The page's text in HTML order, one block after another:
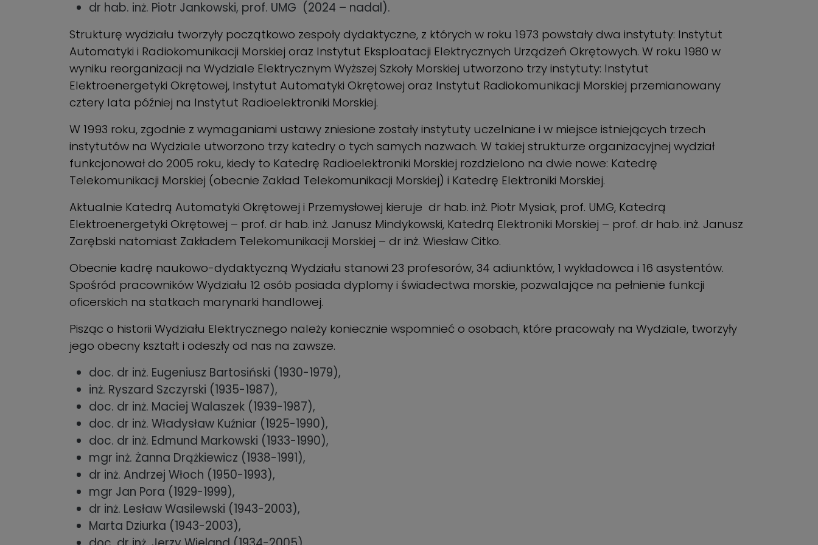
dr hab. inż. Piotr Jankowski, prof. UMG (2024 – nadal).
Strukturę wydziału tworzyły początkowo zespoły dydaktyczne, z których w roku 1973 powstały dwa instytuty: Instytut
Automatyki i Radiokomunikacji Morskiej oraz Instytut Eksploatacji Elektrycznych Urządzeń Okrętowych. W roku 1980 w
wyniku reorganizacji na Wydziale Elektrycznym Wyższej Szkoły Morskiej utworzono trzy instytuty: Instytut
Elektroenergetyki Okrętowej, Instytut Automatyki Okrętowej oraz Instytut Radiokomunikacji Morskiej przemianowany
cztery lata później na Instytut Radioelektroniki Morskiej.
W 1993 roku, zgodnie z wymaganiami ustawy zniesione zostały instytuty uczelniane i w miejsce istniejących trzech
instytutów na Wydziale utworzono trzy katedry o tych samych nazwach. W takiej strukturze organizacyjnej wydział
funkcjonował do 2005 roku, kiedy to Katedrę Radioelektroniki Morskiej rozdzielono na dwie nowe: Katedrę
Telekomunikacji Morskiej (obecnie Zakład Telekomunikacji Morskiej) i Katedrę Elektroniki Morskiej.
Aktualnie Katedrą Automatyki Okrętowej i Przemysłowej kieruje dr hab. inż. Piotr Mysiak, prof. UMG, Katedrą
Elektroenergetyki Okrętowej – prof. dr hab. inż. Janusz Mindykowski, Katedrą Elektroniki Morskiej – prof. dr hab. inż. Janusz
Zarębski natomiast Zakładem Telekomunikacji Morskiej – dr inż. Wiesław Citko.
Obecnie kadrę naukowo-dydaktyczną Wydziału stanowi 23 profesorów, 34 adiunktów, 1 wykładowca i 16 asystentów.
Spośród pracowników Wydziału 12 osób posiada dyplomy i świadectwa morskie, pozwalające na pełnienie funkcji
oficerskich na statkach marynarki handlowej.
Pisząc o historii Wydziału Elektrycznego należy koniecznie wspomnieć o osobach, które pracowały na Wydziale, tworzyły
jego obecny kształt i odeszły od nas na zawsze.
doc. dr inż. Eugeniusz Bartosiński (1930-1979),
inż. Ryszard Szczyrski (1935-1987),
doc. dr inż. Maciej Walaszek (1939-1987),
doc. dr inż. Władysław Kuźniar (1925-1990),
doc. dr inż. Edmund Markowski (1933-1990),
mgr inż. Żanna Drążkiewicz (1938-1991),
dr inż. Andrzej Włoch (1950-1993),
mgr Jan Pora (1929-1999),
dr inż. Lesław Wasilewski (1943-2003),
Marta Dziurka (1943-2003),